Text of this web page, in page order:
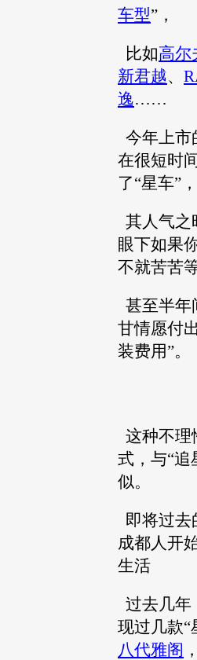
车型”，
比如高尔
新君越、
逸……
今年上市
在很短时
了“星车”，
其人气之
眼下如果
不就苦苦
甚至半年
甘情愿付
装费用”。
这种不理
式，与“追
似。
即将过去
成都人开
生活
过去几年
现过几款“
八代雅阁